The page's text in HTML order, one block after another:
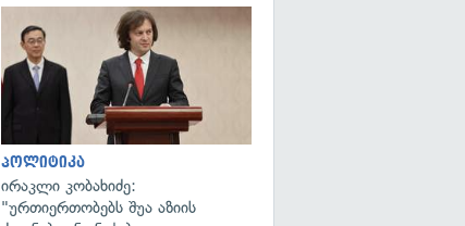
პოლიტიკა
ირაკლი კობახიძე:
"ურთიერთობებს შუა აზიის